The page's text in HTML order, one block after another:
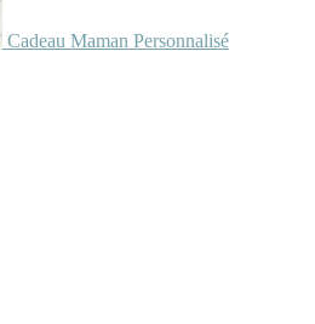
Cadeau Maman Personnalisé